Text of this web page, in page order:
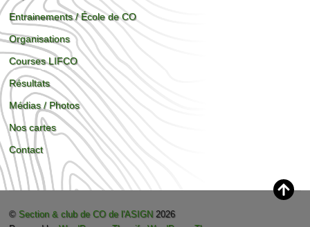
Entrainements / École de CO
Organisations
Courses LIFCO
Résultats
Médias / Photos
Nos cartes
Contact
© Section & club de CO de l'ASIGN 2026